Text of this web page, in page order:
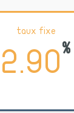
taux fixe
2.90%